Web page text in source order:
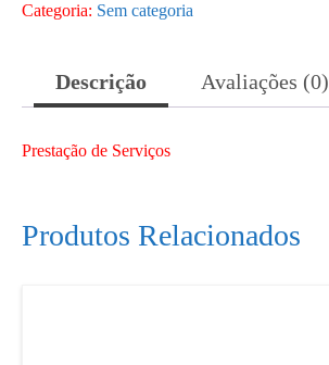
Serviços
Categoria: Sem categoria
Descrição Avaliações (0)
Prestação de Serviços
Produtos Relacionados